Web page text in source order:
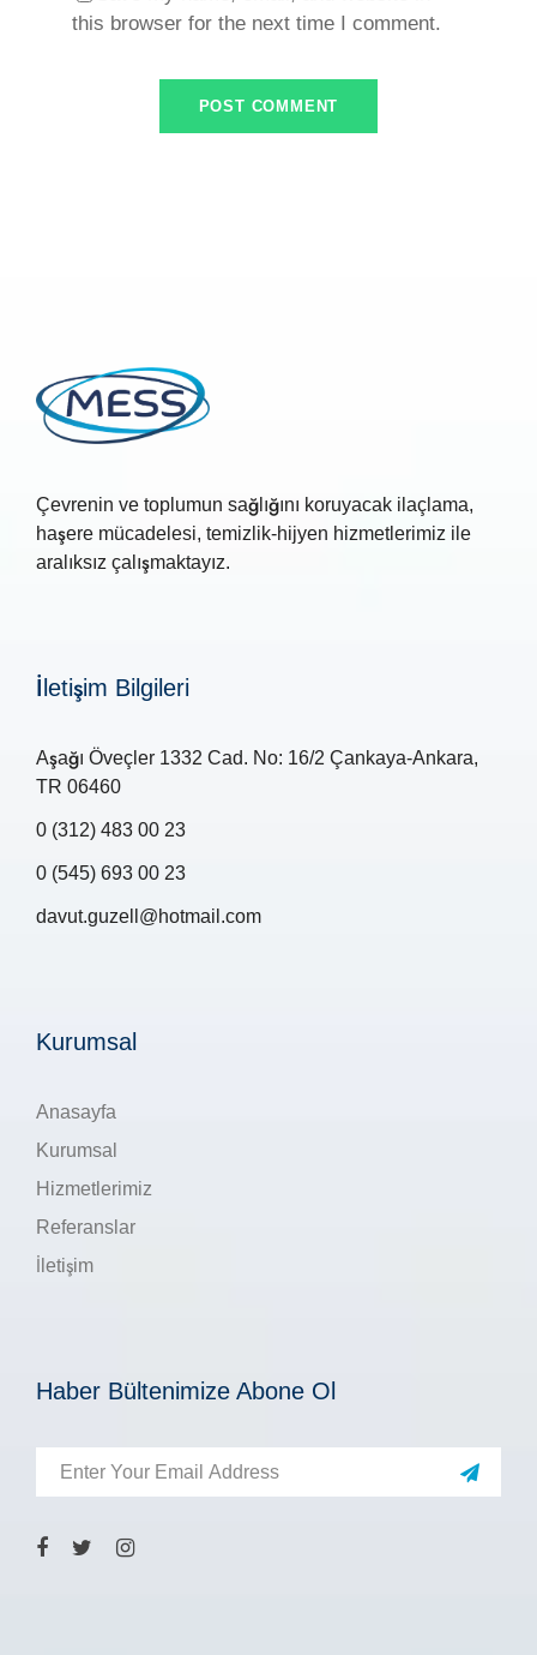
this browser for the next time I comment.
Çevrenin ve toplumun sağlığını koruyacak ilaçlama,
haşere mücadelesi, temizlik-hijyen hizmetlerimiz ile
aralıksız çalışmaktayız.
İletişim Bilgileri
Aşağı Öveçler 1332 Cad. No: 16/2 Çankaya-Ankara,
TR 06460
0 (312) 483 00 23
0 (545) 693 00 23
davut.guzell@hotmail.com
Kurumsal
Anasayfa
Kurumsal
Hizmetlerimiz
Referanslar
İletişim
Haber Bültenimize Abone Ol